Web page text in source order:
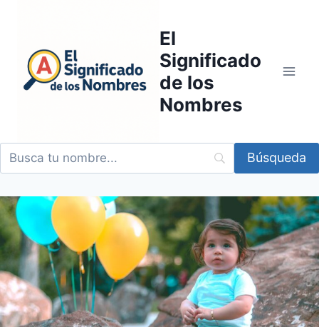
contenido
El
Significado
de los
Nombres